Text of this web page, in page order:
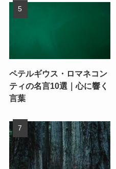
ペテルギウス・ロマネコン
ティの名言10選｜心に響く
言葉